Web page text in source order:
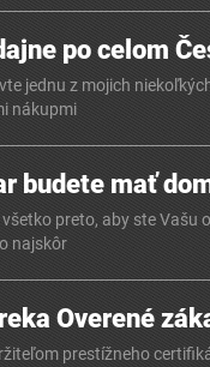
po celom
jednu z mojich
nákupmi
budete mať
všetko preto, aby ste Vašu
najskôr
Overené
prestížneho